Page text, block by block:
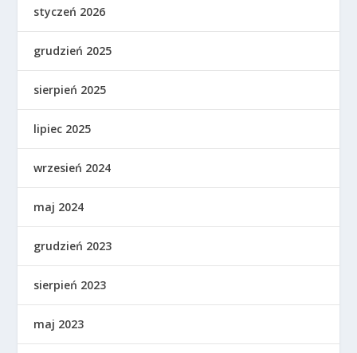
styczeń 2026
grudzień 2025
sierpień 2025
lipiec 2025
wrzesień 2024
maj 2024
grudzień 2023
sierpień 2023
maj 2023